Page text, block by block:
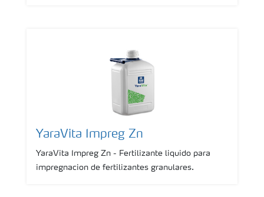
YaraVita Impreg Zn
YaraVita Impreg Zn - Fertilizante liquido para
impregnacion de fertilizantes granulares.